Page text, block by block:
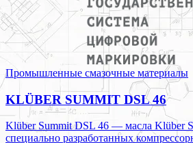
Промышленные смазочные материалы
KLÜBER SUMMIT DSL 46
Klüber Summit DSL 46 — масла Klüber
специально разработанных